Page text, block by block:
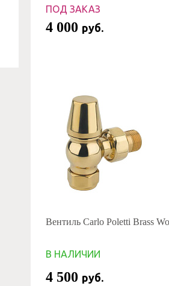
ПОД ЗАКАЗ
4 000 руб.
Вентиль Carlo Poletti Brass
В НАЛИЧИИ
4 500 руб.